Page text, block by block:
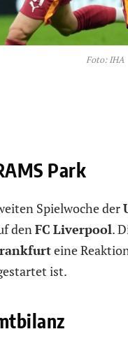
Foto: IHA
Park
Spielwoche der
denFC Liverpool.
eine
ist.